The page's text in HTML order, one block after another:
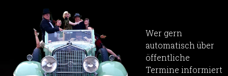
Wer gern
automatisch über
öffentliche
Termine informiert